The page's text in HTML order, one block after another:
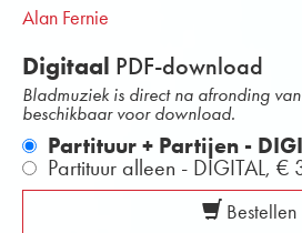
Alan Fernie
Digitaal PDF-download
Bladmuziek is direct na afronding
beschikbaar voor download.
Partituur + Partijen -
Partituur alleen - DIGITAL, €
Bestellen